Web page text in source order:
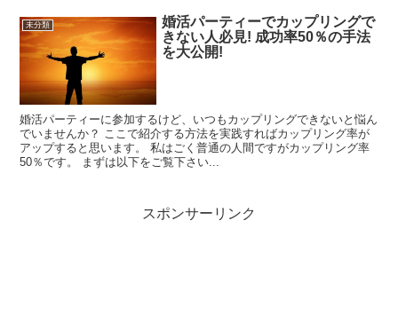
未分類
婚活パーティーでカップリングで
きない人必見! 成功率50％の手法
を大公開!
婚活パーティーに参加するけど、いつもカップリングできないと悩ん
でいませんか？ ここで紹介する方法を実践すればカップリング率が
アップすると思います。 私はごく普通の人間ですがカップリング率
50％です。 まずは以下をご覧下さい...
スポンサーリンク